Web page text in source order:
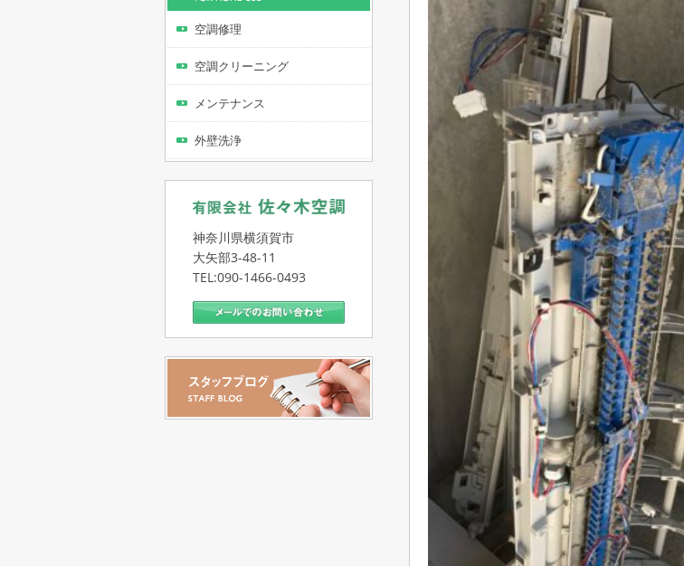
空調修理
空調クリーニング
メンテナンス
外壁洗浄
神奈川県横須賀市
大矢部3-48-11
TEL:090-1466-0493